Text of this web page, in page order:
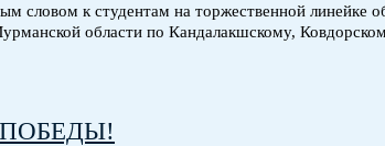
словом к студентам на торжественной линейке
области по Кандалакшскому,